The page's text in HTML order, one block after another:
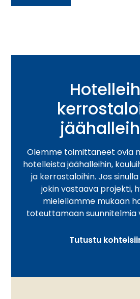
Olemme toimittaneet ovia
hotelleista jäähalleihin,
ja kerrostaloihin. Jos
jokin vastaava projekti,
mielellämme mukaan
toteuttamaan suunnitelmia
Tutustu